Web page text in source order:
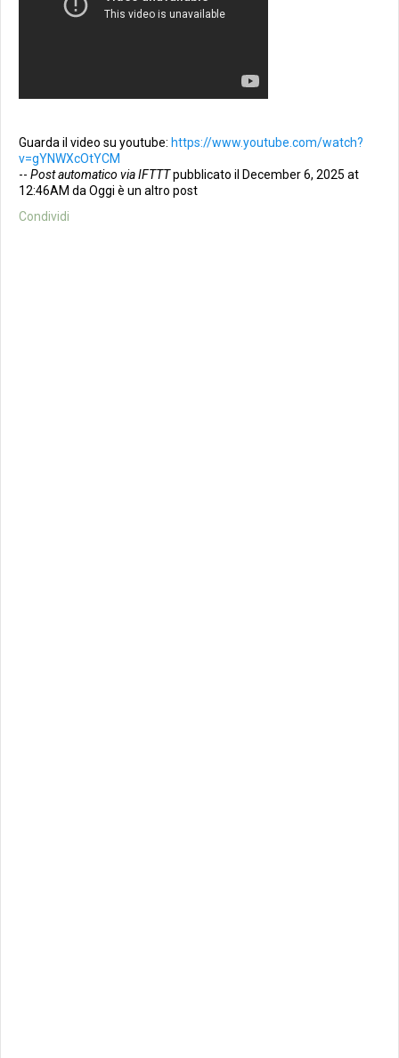
Guarda il video su youtube: https://www.youtube.com/watch?
v=gYNWXcOtYCM
-- Post automatico via IFTTTpubblicato il December 6, 2025 at
12:46AM da Oggi è un altro post
Condividi